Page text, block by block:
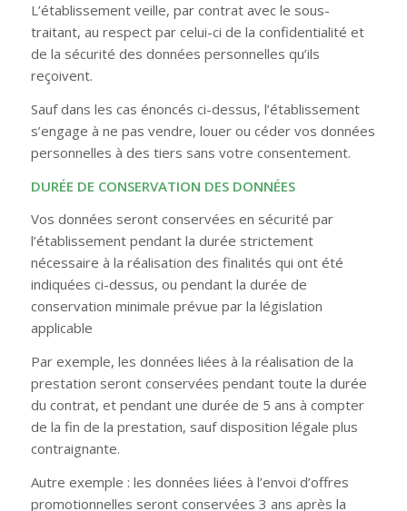
L’établissement veille, par contrat avec le sous-
traitant, au respect par celui-ci de la confidentialité et
de la sécurité des données personnelles qu’ils
reçoivent.
Sauf dans les cas énoncés ci-dessus, l’établissement
s’engage à ne pas vendre, louer ou céder vos données
personnelles à des tiers sans votre consentement.
DURÉE DE CONSERVATION DES DONNÉES
Vos données seront conservées en sécurité par
l’établissement pendant la durée strictement
nécessaire à la réalisation des finalités qui ont été
indiquées ci-dessus, ou pendant la durée de
conservation minimale prévue par la législation
applicable
Par exemple, les données liées à la réalisation de la
prestation seront conservées pendant toute la durée
du contrat, et pendant une durée de 5 ans à compter
de la fin de la prestation, sauf disposition légale plus
contraignante.
Autre exemple : les données liées à l’envoi d’offres
promotionnelles seront conservées 3 ans après la